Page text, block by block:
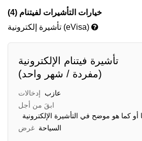
خيارات التأشيرات لفيتنام (4)
تأشيرة إلكترونية (eVisa)
تأشيرة فيتنام الإلكترونية
(مفردة / شهر واحد)
إدخالات
عازب
ابقَ من أجل
غرض السياحة